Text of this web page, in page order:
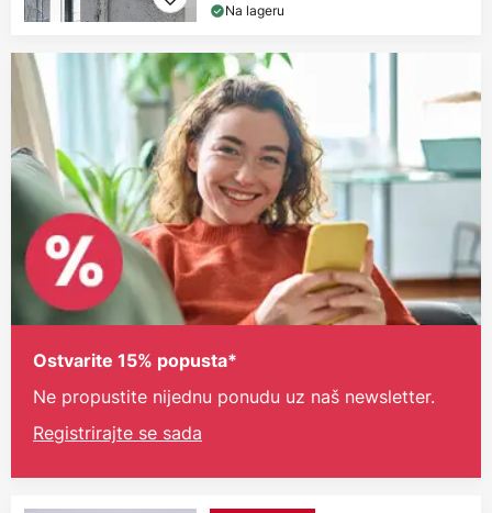
Na lageru
Ostvarite 15% popusta*
Ne propustite nijednu ponudu uz naš newsletter.
Registrirajte se sada